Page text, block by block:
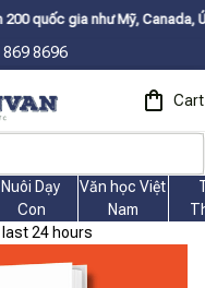
Mỹ, Canada, Úc, Nhật, Hàn,
869 8696
Cart
Nuôi Dạy
Con
Văn học Việt
Nam
24 hours